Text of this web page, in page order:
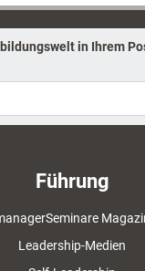
in Ihrem
Führung
Leadership-Medien